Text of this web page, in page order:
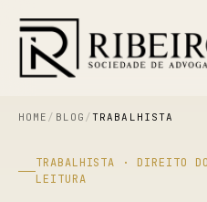
HOME / BLOG /TRABALHISTA
TRABALHISTA · DIREITO
LEITURA